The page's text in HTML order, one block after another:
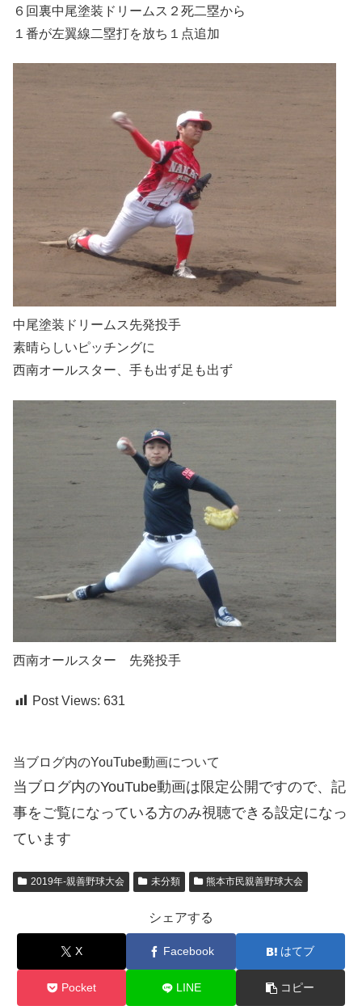
６回裏中尾塗装ドリームス２死二塁から
１番が左翼線二塁打を放ち１点追加
中尾塗装ドリームス先発投手
素晴らしいピッチングに
西南オールスター、手も出ず足も出ず
西南オールスター 先発投手
Post Views: 631
当ブログ内のYouTube動画について
当ブログ内のYouTube動画は限定公開ですので、記
事をご覧になっている方のみ視聴できる設定になっ
ています
2019年-親善野球大会 未分類 熊本市民親善野球大会
シェアする
X Facebook はてブ
Pocket LINE コピー